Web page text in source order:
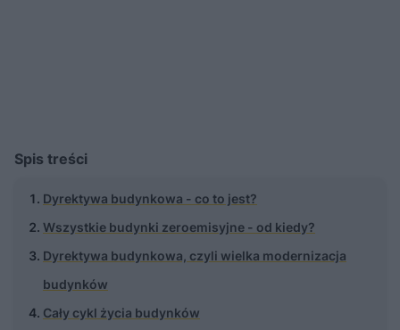
Spis treści
Dyrektywa budynkowa - co to jest?
Wszystkie budynki zeroemisyjne - od kiedy?
Dyrektywa budynkowa, czyli wielka modernizacja
budynków
Cały cykl życia budynków